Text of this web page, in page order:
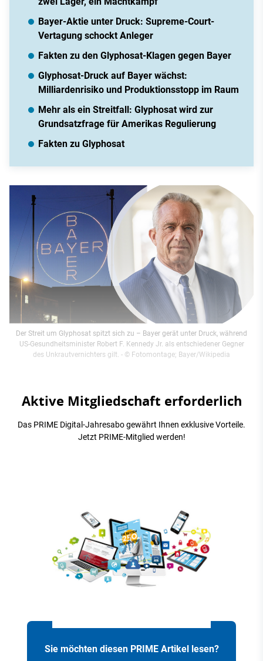
Bayer-Aktie unter Druck: Supreme-Court-
Vertagung schockt Anleger
Fakten zu den Glyphosat-Klagen gegen Bayer
Glyphosat-Druck auf Bayer wächst:
Milliardenrisiko und Produktionsstopp im Raum
Mehr als ein Streitfall: Glyphosat wird zur
Grundsatzfrage für Amerikas Regulierung
Fakten zu Glyphosat
Der Streit um Glyphosat spitzt sich zu – Bayer gerät unter Druck, während
US-Gesundheitsminister Robert F. Kennedy Jr. als entschiedener Gegner
des Unkrautvernichters gilt. - © Fotomontage; Bayer/Wikipedia
Aktive Mitgliedschaft erforderlich
Das PRIME Digital-Jahresabo gewährt Ihnen exklusive Vorteile.
Jetzt PRIME-Mitglied werden!
Sie möchten diesen PRIME Artikel lesen?